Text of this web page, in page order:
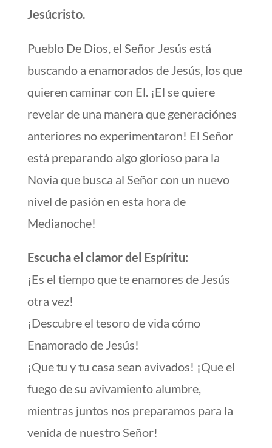
Jesúcristo.
Pueblo De Dios, el Señor Jesús está
buscando a enamorados de Jesús, los que
quieren caminar con El. ¡El se quiere
revelar de una manera que generaciónes
anteriores no experimentaron! El Señor
está preparando algo glorioso para la
Novia que busca al Señor con un nuevo
nivel de pasión en esta hora de
Medianoche!
Escucha el clamor del Espíritu:
¡Es el tiempo que te enamores de Jesús
otra vez!
¡Descubre el tesoro de vida cómo
Enamorado de Jesús!
¡Que tu y tu casa sean avivados! ¡Que el
fuego de su avivamiento alumbre,
mientras juntos nos preparamos para la
venida de nuestro Señor!